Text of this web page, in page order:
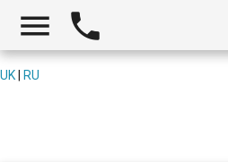
 
UK RU